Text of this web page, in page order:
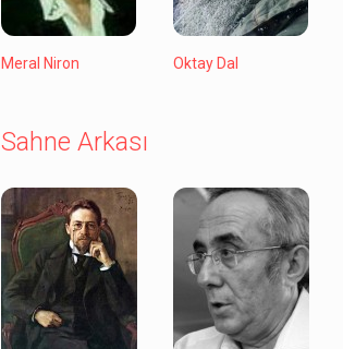
Meral Niron Oktay Dal
Sahne Arkası